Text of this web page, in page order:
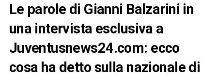
Le parole di Gianni Balzarini in
una intervista esclusiva a
Juventusnews24.com: ecco
cosa ha detto sulla nazionale di